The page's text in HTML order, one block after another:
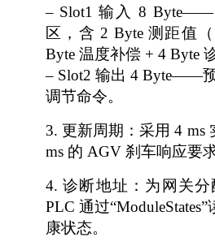
– Slot1 输入 8 Byte——
区，含 2 Byte 测距值
Byte 温度补偿 + 4 Byte
– Slot2 输出 4 Byte——
调节命令。
3. 更新周期：采用 4 ms
ms 的 AGV 刹车响应要求
4.诊断地址：为网关分
PLC 通过
康状态。